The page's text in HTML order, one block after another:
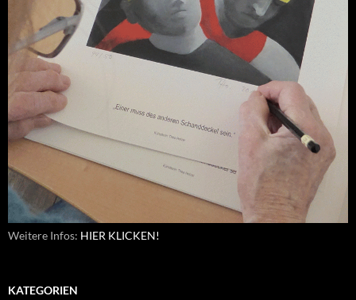
Weitere Infos: HIER KLICKEN!
KATEGORIEN